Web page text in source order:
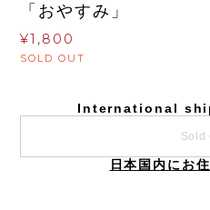
「おやすみ」
¥1,800
SOLD OUT
International
Sold
日本国内にお